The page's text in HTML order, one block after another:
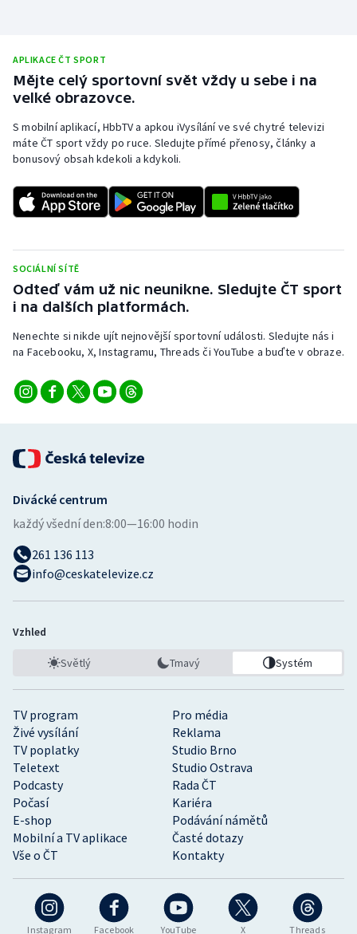
Plážový volejbal
Rychlobruslení
Rychlostní kanoistika
Sportovní střelba
Stolní tenis
Triatlon
Veslování
Vodní slalom
Volejbal
Ostatní
APLIKACE ČT SPORT
Mějte celý sportovní svět vždy u sebe i na
velké obrazovce.
S mobilní aplikací, HbbTV a apkou iVysílání ve své chytré televizi
máte ČT sport vždy po ruce. Sledujte přímé přenosy, články a
bonusový obsah kdekoli a kdykoli.
SOCIÁLNÍ SÍTĚ
Odteď vám už nic neunikne. Sledujte ČT sport
i na dalších platformách.
Nenechte si nikde ujít nejnovější sportovní události. Sledujte nás i
na Facebooku, X, Instagramu, Threads či YouTube a buďte v obraze.
Instagram Facebook YouTube X Threads
TV program
Pro média
Živé vysílání
Reklama
TV poplatky
Studio Brno
Teletext
Studio Ostrava
Podcasty
Rada ČT
Počasí
Kariéra
E-shop
Podávání námětů
Mobilní a TV aplikace
Časté dotazy
Vše o ČT
Kontakty
Divácké centrum
každý všední den:8:00—16:00 hodin
261 136 113
info@ceskatelevize.cz
Vzhled
Světlý Tmavý Systém